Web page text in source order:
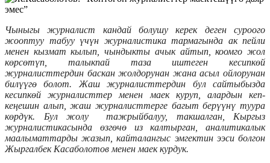
Чыныгы журналист кандай болушу керек деген суроого
жооптуу табуу үчүн журналистика тармагында ак пейли
менен кызмат кылып, чындыкты ачык айтып, коомго жол
көрсөтүп, талыкпай таза иштеген кесипкөй
журналисттердин баскан жолдорунан жана асыл ойлорунан
билүүгө болот. Жаш журналисттердин бул сайтыбызда
кесипкөй журналисттер менен маек куруп, алардын кеп-
кеңешин алып, жаш журналисттерге багыт берүүнү туура
көрдүк. Бул жолу тажрыйбалуу, такшалган, Кыргыз
журналистикасында өзгөчө из калтырган, аналитикалык
маалыматтарды жазып, кайталангыс эмгектин ээси болгон
Жыргалбек Касаболотов менен маек курдук.